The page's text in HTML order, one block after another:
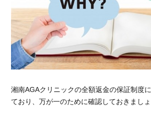
湘南AGAクリニックの全額返金の保証制度
ており、万が一のために確認しておきましょ